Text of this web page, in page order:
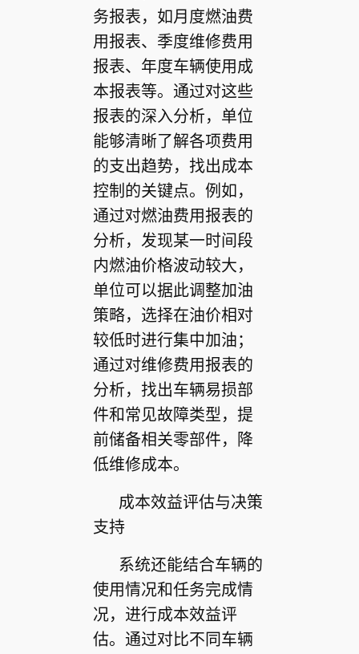
务报表，如月度燃油费
用报表、季度维修费用
报表、年度车辆使用成
本报表等。通过对这些
报表的深入分析，单位
能够清晰了解各项费用
的支出趋势，找出成本
控制的关键点。例如，
通过对燃油费用报表的
分析，发现某一时间段
内燃油价格波动较大，
单位可以据此调整加油
策略，选择在油价相对
较低时进行集中加油；
通过对维修费用报表的
分析，找出车辆易损部
件和常见故障类型，提
前储备相关零部件，降
低维修成本。
成本效益评估与决策
支持
系统还能结合车辆的
使用情况和任务完成情
况，进行成本效益评
估。通过对比不同车辆